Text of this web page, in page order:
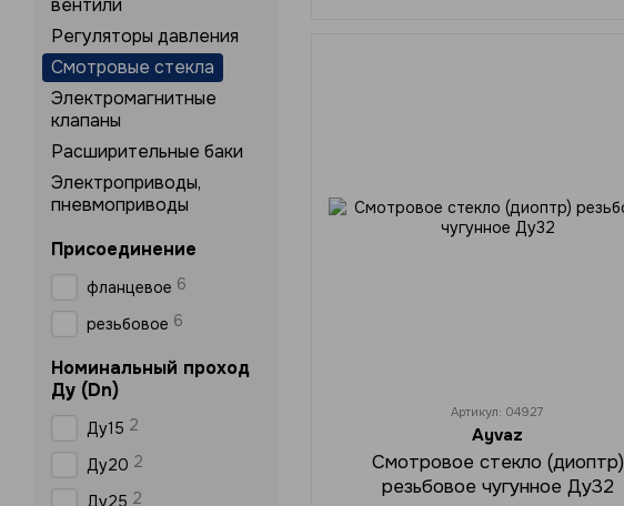
Артикул: 04927
Ayvaz
Смотровое стекло (диоптр)
резьбовое чугунное Ду32
вентили
Регуляторы давления
Смотровые стекла
Электромагнитные
клапаны
Расширительные баки
Электроприводы,
пневмоприводы
Присоединение
фланцевое 6
резьбовое 6
Номинальный проход
Ду (Dn)
Ду15 2
Ду20 2
Ду25 2